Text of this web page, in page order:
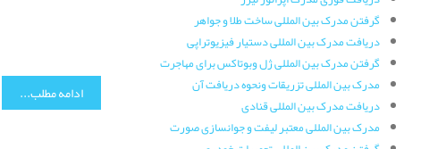
گرفتن مدرک بین المللی ساخت طلا و جواهر
دریافت مدرک بین المللی دستیار فیزیوتراپی
گرفتن مدرک بین المللی ژل وبوتاکس برای مهاجرت
مدرک بین المللی تزریقات ونحوه دریافت آن
دریافت مدرک بین المللی قنادی
مدرک بین المللی معتبر لیفت و جوانسازی صورت
ادامه مطلب...